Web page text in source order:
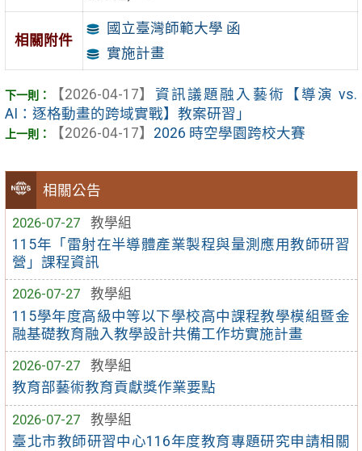
相關公告
2026-07-27
教學組
115年「雷射在半導體產業製程與量測應用教師研習
營」課程資訊
2026-07-27
教學組
115學年度高級中等以下學校高中課程教學模組暨金
融基礎教育融入教學設計共備工作坊實施計畫
2026-07-27
教學組
教育部藝術教育貢獻獎作業要點
2026-07-27
教學組
臺北市教師研習中心116年度教育專題研究申請相關
相關附件
國立臺灣師範大學 函
實施計畫
【2026-04-17】
資訊議題融入藝術【導演 vs.
AI：逐格動畫的跨域實戰】教案研習」
【2026-04-17】 2026 時空學園跨校大賽